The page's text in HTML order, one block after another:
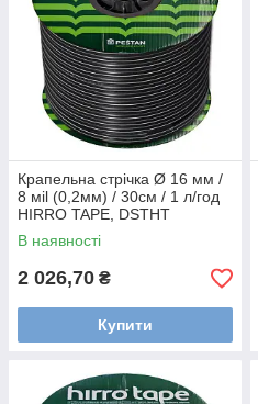
Крапельна стрічка Ø 16 мм /
8 мil (0,2мм) / 30см / 1 л/год
HIRRO TAPE, DSTHT
16081030-0500
В наявності
2 026,70 ₴
Купити